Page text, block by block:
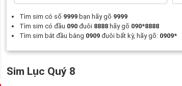
Tìm sim có số 9999 bạn hãy gõ 9999
Tìm sim có đầu 090đuôi 8888 hãy gõ 090*8888
Tìm sim bắt đầu bằng 0909 đuôi bất kỳ, hãy gõ: 0909*
Sim Lục Quý 8